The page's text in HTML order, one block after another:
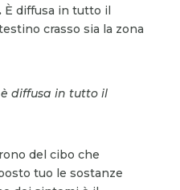
È diffusa in tutto il
crasso sia la zona
è diffusa in tutto il
del cibo che
tuo le sostanze